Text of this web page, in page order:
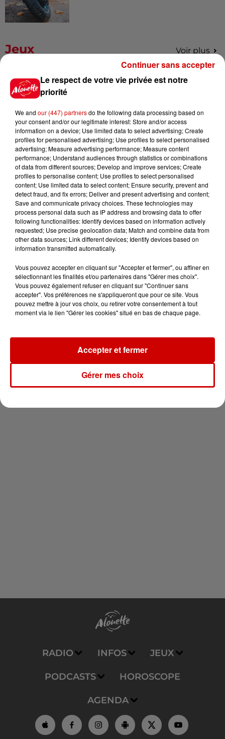
Jeux Voir plus
Gagnez vos places pour le
festival Marché Gourmand 2026
Le Duel - Gagnez vos entrées
pour l'un des zoos de nos
régions !
Destination Vacances - Gagnez
votre séjour en famille au cœur
de la...
Destination Vacances : inscrivez-
vous !
Newsletter
RADIO INFOS JEUX
PODCASTS HOROSCOPE
AGENDA
Le respect de votre vie privée est notre
priorité
We and our (447) partnersdo the following data processing based on
your consent and/or our legitimate interest: Store and/or access
information on a device; Use limited data to select advertising; Create
profiles for personalised advertising; Use profiles to select personalised
advertising; Measure advertising performance; Measure content
performance; Understand audiences through statistics or combinations
of data from different sources; Develop and improve services; Create
profiles to personalise content; Use profiles to select personalised
content; Use limited data to select content; Ensure security, prevent and
detect fraud, and fix errors; Deliver and present advertising and content;
Save and communicate privacy choices. These technologies may
process personal data such as IP address and browsing data to offer
following functionalities: Identify devices based on information actively
requested; Use precise geolocation data; Match and combine data from
other data sources; Link different devices; Identify devices based on
information transmitted automatically.
Vous pouvez accepter en cliquant sur "Accepter et fermer", ou affiner en
sélectionnant les finalités et/ou partenaires dans "Gérer mes choix".
Vous pouvez également refuser en cliquant sur "Continuer sans
accepter". Vos préférences ne s'appliqueront que pour ce site. Vous
pouvez mettre à jour vos choix, ou retirer votre consentement à tout
moment via le lien "Gérer les cookies" situé en bas de chaque page.
Gérer mes choix
Accepter et fermer
Continuer sans accepter